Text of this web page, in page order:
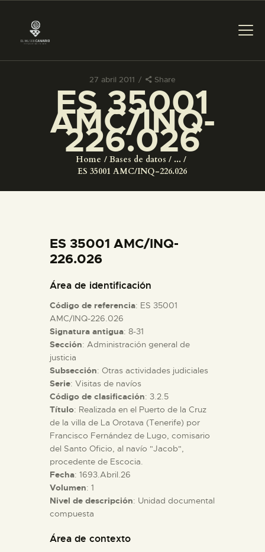
27 abril 2011 Share
ES 35001
AMC/INQ-
226.026
Home Bases de datos
...
ES 35001 AMC/INQ-226.026
PREPARAR LA VISITA
ACTIVIDADES
COLECCIONES
ESPAÑOL
PREPARAR LA VISITA
ACTIVIDADES
█
EL MUSEO
COLECCIONES
ES 35001 AMC/INQ-
226.026
Área de identificación
Código de referencia: ES 35001
AMC/INQ-226.026
Signatura antigua: 8-31
Sección: Administración general de
justicia
Subsección: Otras actividades judiciales
Serie: Visitas de navíos
Código de clasificación: 3.2.5
Título: Realizada en el Puerto de la Cruz
de la villa de La Orotava (Tenerife) por
Francisco Fernández de Lugo, comisario
del Santo Oficio, al navío "Jacob",
procedente de Escocia.
Fecha: 1693.Abril.26
Volumen: 1
Nivel de descripción: Unidad documental
compuesta
Área de contexto